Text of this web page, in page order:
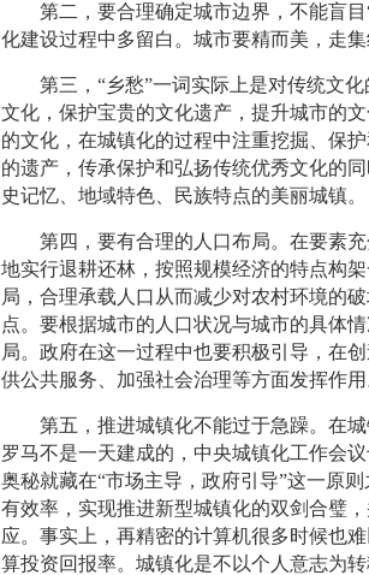
第二，要合理确定城市边界，不能盲目
化建设过程中多留白。城市要精而美，走集
第三，“乡愁”一词实际上是对传统文化
文化，保护宝贵的文化遗产，提升城市的
的文化，在城镇化的过程中注重挖掘、保
的遗产，传承保护和弘扬传统优秀文化的
史记忆、地域特色、民族特点的美丽城镇。
第四，要有合理的人口布局。在要素充
地实行退耕还林，按照规模经济的特点构
局，合理承载人口从而减少对农村环境的
点。要根据城市的人口状况与城市的具体
局。政府在这一过程中也要积极引导，在
供公共服务、加强社会治理等方面发挥作用
第五，推进城镇化不能过于急躁。在城
罗马不是一天建成的，中央城镇化工作会
奥秘就藏在“市场主导，政府引导”这一原
有效率，实现推进新型城镇化的双剑合璧
应。事实上，再精密的计算机很多时候也
算投资回报率。城镇化是不以个人意志为